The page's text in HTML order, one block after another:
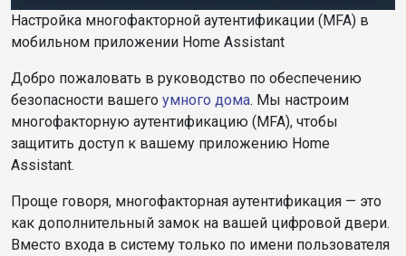
Настройка многофакторной аутентификации (MFA) в
мобильном приложении Home Assistant
Добро пожаловать в руководство по обеспечению
безопасности вашего умного дома. Мы настроим
многофакторную аутентификацию (MFA), чтобы
защитить доступ к вашему приложению Home
Assistant.
Проще говоря, многофакторная аутентификация — это
как дополнительный замок на вашей цифровой двери.
Вместо входа в систему только по имени пользователя